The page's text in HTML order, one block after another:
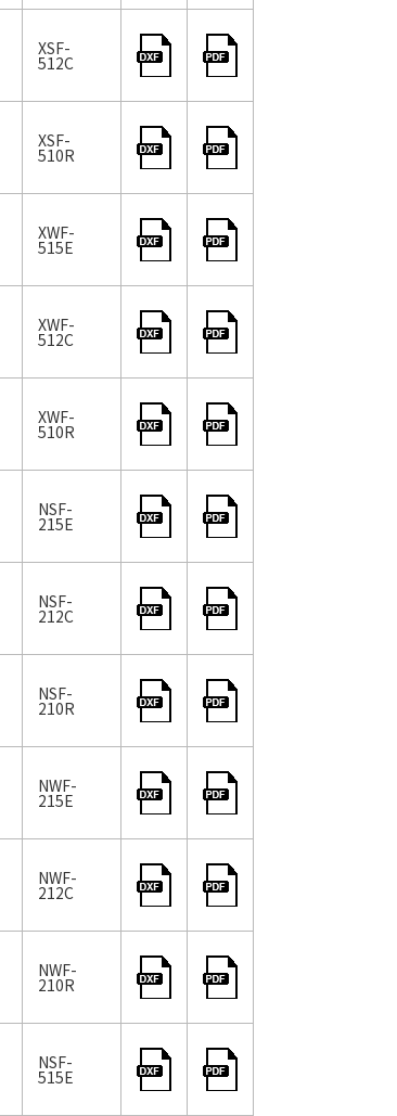
XSF-
512C
XSF-
510R
XWF-
515E
XWF-
512C
XWF-
510R
NSF-
215E
NSF-
212C
NSF-
210R
NWF-
215E
NWF-
212C
NWF-
210R
NSF-
515E